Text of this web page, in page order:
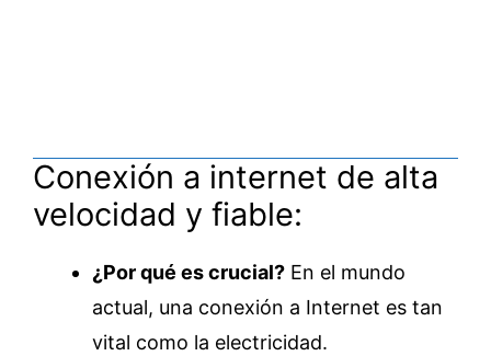
Conexión a internet de alta
velocidad y fiable:
¿Por qué es crucial? En el mundo
actual, una conexión a Internet es tan
vital como la electricidad.